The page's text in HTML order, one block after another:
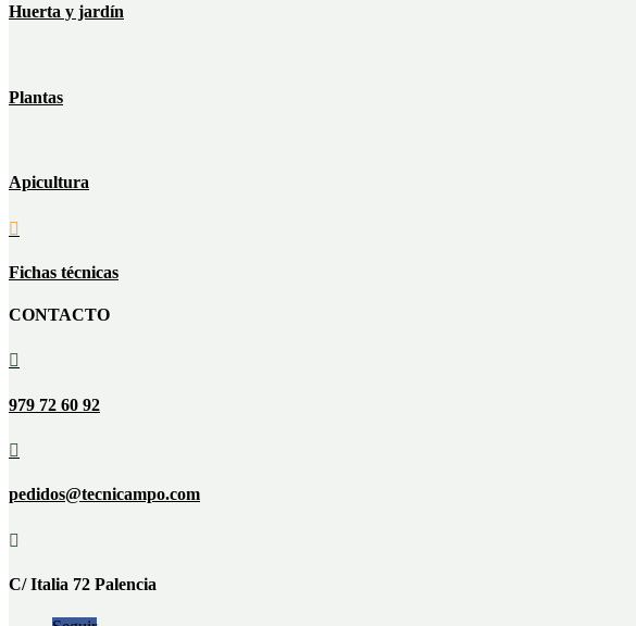
Huerta y jardín
Plantas
Apicultura

Fichas técnicas
CONTACTO

979 72 60 92

pedidos@tecnicampo.com

C/ Italia 72 Palencia